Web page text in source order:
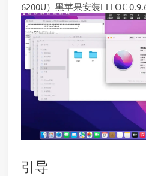
6200U）黑苹果安装EFI OC
引导